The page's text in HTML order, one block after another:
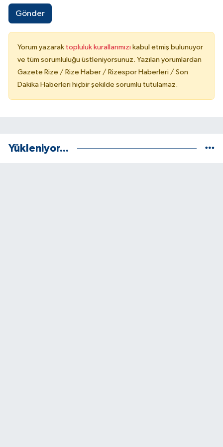
Gönder
Yorum yazarak topluluk kurallarımızı kabul etmiş bulunuyor
ve tüm sorumluluğu üstleniyorsunuz. Yazılan yorumlardan
Gazete Rize / Rize Haber / Rizespor Haberleri / Son
Dakika Haberleri hiçbir şekilde sorumlu tutulamaz.
Yükleniyor...